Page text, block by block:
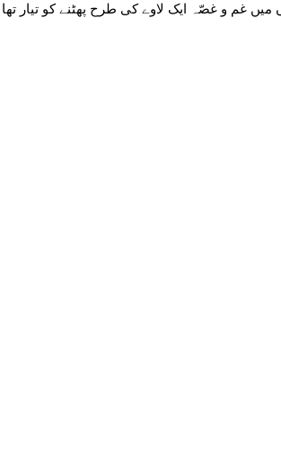
غم و غصّہ ایک لاوے کی طرح پھٹنے کو تیار تھا۔